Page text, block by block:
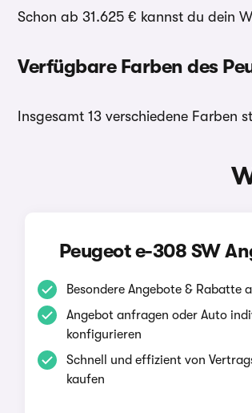
Schon ab 31.625 € kannst du dein
Verfügbare Farben des
Insgesamt 13 verschiedene Farben
Peugeot e-308 SW
Besondere Angebote & Rabatte
Angebot anfragen oder Auto
konfigurieren
Schnell und effizient von
kaufen